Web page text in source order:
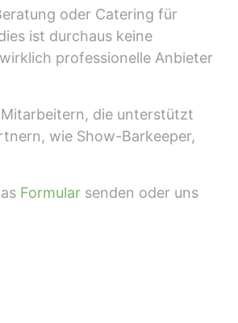
oder Catering für
ist durchaus keine
professionelle Anbieter
die unterstützt
wie Show-Barkeeper,
Formular senden oder uns